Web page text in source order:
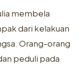
membela
dari kelakuan
Orang-orang
peduli pada